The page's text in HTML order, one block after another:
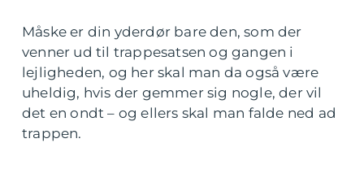
Måske er din yderdør bare den, som der
venner ud til trappesatsen og gangen i
lejligheden, og her skal man da også være
uheldig, hvis der gemmer sig nogle, der vil
det en ondt – og ellers skal man falde ned ad
trappen.